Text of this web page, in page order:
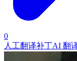
0
人工翻译补丁AI 翻